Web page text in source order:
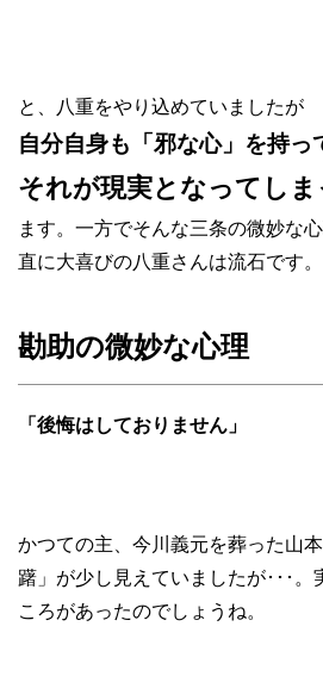
と、八重をやり込めていましたが
自分自身も「邪な心」を持っ
それが現実となってし
ます。一方でそんな三条の微妙な
直に大喜びの八重さんは流石です。
勘助の微妙な心理
「後悔はしておりません」
かつての主、今川義元を葬った山
躇」が少し見えていましたが･･･。
ころがあったのでしょうね。